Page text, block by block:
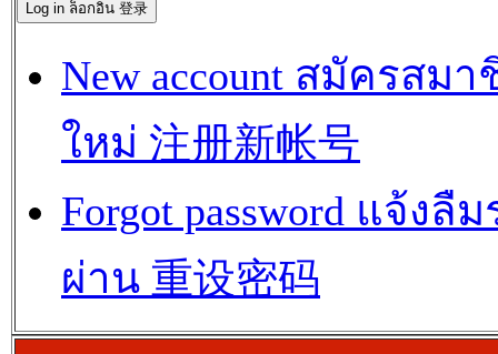
New account สมัครสมา
ใหม่ 注册新帐号
Forgot password แจ้งลื
ผ่าน 重设密码